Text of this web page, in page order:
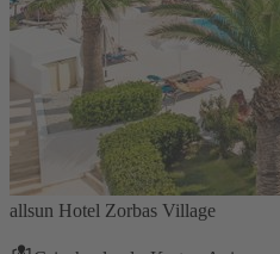
allsun Hotel Zorbas Village